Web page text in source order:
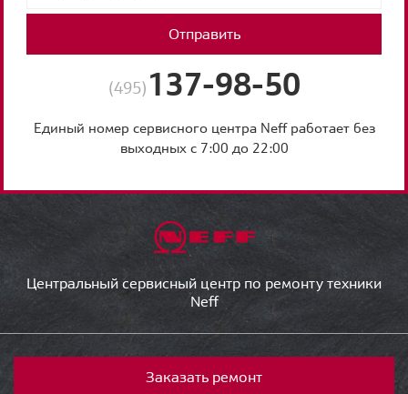
Отправить
(495) 137-98-50
Единый номер сервисного центра Neff работает без
выходных с 7:00 до 22:00
Центральный сервисный центр по ремонту техники
Neff
Заказать ремонт